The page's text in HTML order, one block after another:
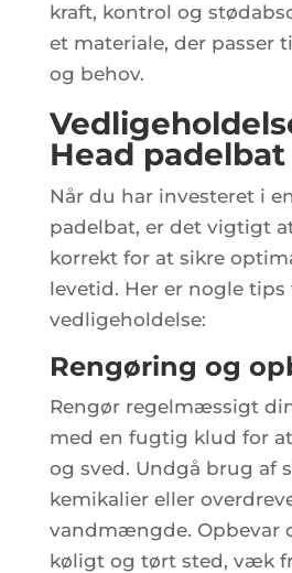
kraft, kontrol og
et materiale, der passer
og behov.
Head padelbat
Når du har investeret i
padelbat, er det vigtigt
korrekt for at sikre
levetid. Her er nogle tips
vedligeholdelse:
Rengøring og
Rengør regelmæssigt
med en fugtig klud for
og sved. Undgå brug af
kemikalier eller
vandmængde. Opbevar
køligt og tørt sted, væk